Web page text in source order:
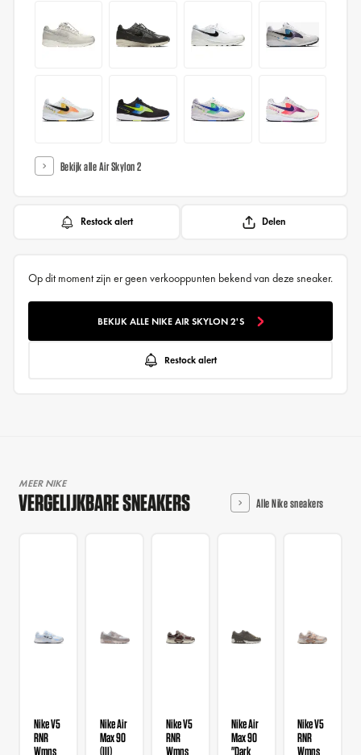
Bekijk alle Air Skylon 2
Restock alert Delen
Op dit moment zijn er geen verkooppunten bekend van deze sneaker.
BEKIJK ALLE NIKE AIR SKYLON 2'S
Restock alert
MEER NIKE
VERGELIJKBARE SNEAKERS Alle Nike sneakers
Nike V5
RNR
Wmns
Nike Air
Max 90
(III)
Nike V5
RNR
Wmns
Nike Air
Max 90
"Dark
Nike V5
RNR
Wmns